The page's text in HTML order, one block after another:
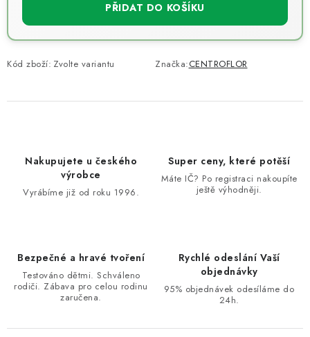
PŘIDAT DO KOŠÍKU
Kód zboží: Zvolte variantu Značka:CENTROFLOR
Nakupujete u českého
výrobce
Vyrábíme již od roku 1996.
Super ceny, které potěší
Máte IČ? Po registraci nakoupíte
ještě výhodněji.
Bezpečné a hravé tvoření
Testováno dětmi. Schváleno
rodiči. Zábava pro celou rodinu
zaručena.
Rychlé odeslání Vaší
objednávky
95% objednávek odesíláme do
24h.